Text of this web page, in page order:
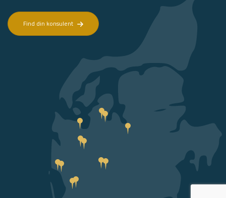
Find din konsulent